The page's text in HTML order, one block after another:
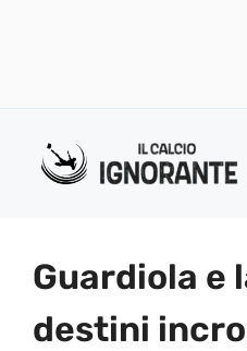
Guardiola e
destini